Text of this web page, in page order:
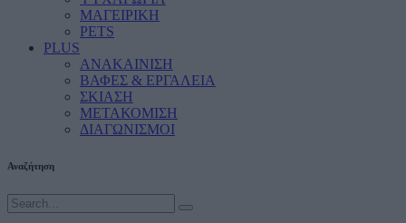
ΜΑΓΕΙΡΙΚΗ
PETS
PLUS
ΑΝΑΚΑΙΝΙΣΗ
ΒΑΦΕΣ & ΕΡΓΑΛΕΙΑ
ΣΚΙΑΣΗ
ΜΕΤΑΚΟΜΙΣΗ
ΔΙΑΓΩΝΙΣΜΟΙ
Αναζήτηση